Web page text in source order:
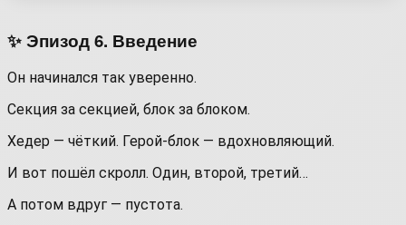
✨ Эпизод 6. Введение
Он начинался так уверенно.
Секция за секцией, блок за блоком.
Хедер — чёткий. Герой-блок — вдохновляющий.
И вот пошёл скролл. Один, второй, третий…
А потом вдруг — пустота.